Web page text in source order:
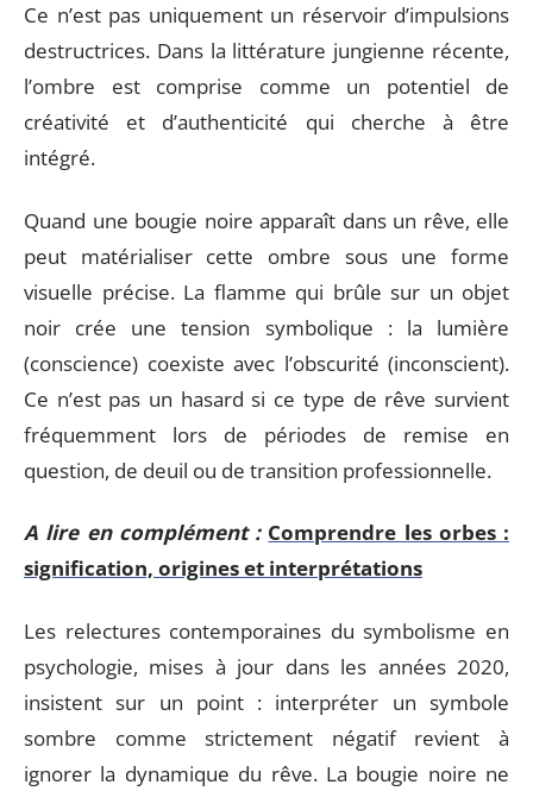
Ce n’est pas uniquement un réservoir d’impulsions
destructrices. Dans la littérature jungienne récente,
l’ombre est comprise comme un potentiel de
créativité et d’authenticité qui cherche à être
intégré.
Quand une bougie noire apparaît dans un rêve, elle
peut matérialiser cette ombre sous une forme
visuelle précise. La flamme qui brûle sur un objet
noir crée une tension symbolique : la lumière
(conscience) coexiste avec l’obscurité (inconscient).
Ce n’est pas un hasard si ce type de rêve survient
fréquemment lors de périodes de remise en
question, de deuil ou de transition professionnelle.
A lire en complément : Comprendre les orbes :
signification, origines et interprétations
Les relectures contemporaines du symbolisme en
psychologie, mises à jour dans les années 2020,
insistent sur un point : interpréter un symbole
sombre comme strictement négatif revient à
ignorer la dynamique du rêve. La bougie noire ne